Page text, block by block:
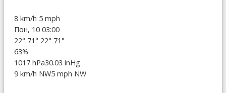
8 km/h 5 mph
Пон, 10 03:00
22° 71° 22° 71°
63%
1017 hPa30.03 inHg
9 km/h NW5 mph NW